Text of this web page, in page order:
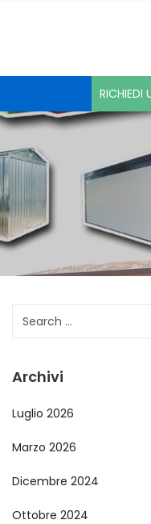
RICHIEDI
Archivi
Luglio 2026
Marzo 2026
Dicembre 2024
Ottobre 2024